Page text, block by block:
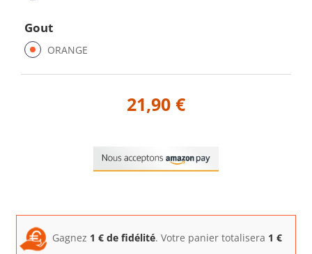
Gout
ORANGE
21,90 €
Gagnez 1 € de fidélité. Votre panier totalisera 1 €